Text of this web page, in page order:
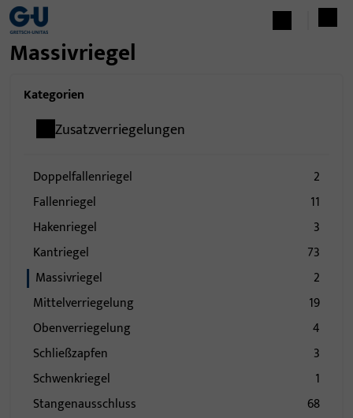
Massivriegel
Kategorien
Zusatzverriegelungen
Doppelfallenriegel
2
Fallenriegel
11
Hakenriegel
3
Kantriegel
73
Massivriegel
2
Mittelverriegelung
19
Obenverriegelung
4
Schließzapfen
3
Schwenkriegel
1
Stangenausschluss
68